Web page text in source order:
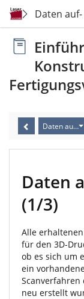
Daten
Daten auf-
Daten
(1/3)
Alle
für den 3D-
ob es sich um
ein
neu erstellt